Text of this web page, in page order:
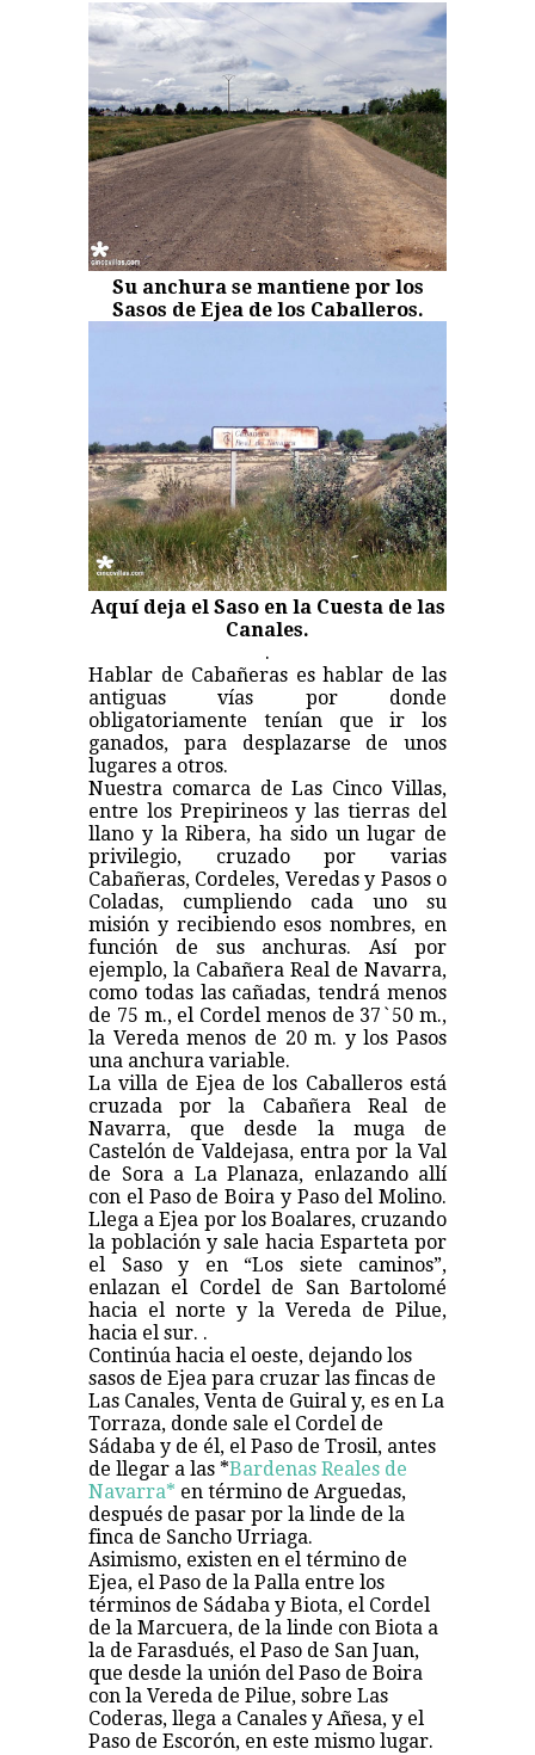
Su anchura se mantiene por los
Sasos de Ejea de los Caballeros.
Aquí deja el Saso en la Cuesta de las
Canales.
.
Hablar de Cabañeras es hablar de las
antiguas vías por donde
obligatoriamente tenían que ir los
ganados, para desplazarse de unos
lugares a otros.
Nuestra comarca de Las Cinco Villas,
entre los Prepirineos y las tierras del
llano y la Ribera, ha sido un lugar de
privilegio, cruzado por varias
Cabañeras, Cordeles, Veredas y Pasos o
Coladas, cumpliendo cada uno su
misión y recibiendo esos nombres, en
función de sus anchuras. Así por
ejemplo, la Cabañera Real de Navarra,
como todas las cañadas, tendrá menos
de 75 m., el Cordel menos de 37`50 m.,
la Vereda menos de 20 m. y los Pasos
una anchura variable.
La villa de Ejea de los Caballeros está
cruzada por la Cabañera Real de
Navarra, que desde la muga de
Castelón de Valdejasa, entra por la Val
de Sora a La Planaza, enlazando allí
con el Paso de Boira y Paso del Molino.
Llega a Ejea por los Boalares, cruzando
la población y sale hacia Esparteta por
el Saso y en “Los siete caminos”,
enlazan el Cordel de San Bartolomé
hacia el norte y la Vereda de Pilue,
hacia el sur. .
Continúa hacia el oeste, dejando los
sasos de Ejea para cruzar las fincas de
Las Canales, Venta de Guiral y, es en La
Torraza, donde sale el Cordel de
Sádaba y de él, el Paso de Trosil, antes
de llegar a las *Bardenas Reales de
Navarra* en término de Arguedas,
después de pasar por la linde de la
finca de Sancho Urriaga.
Asimismo, existen en el término de
Ejea, el Paso de la Palla entre los
términos de Sádaba y Biota, el Cordel
de la Marcuera, de la linde con Biota a
la de Farasdués, el Paso de San Juan,
que desde la unión del Paso de Boira
con la Vereda de Pilue, sobre Las
Coderas, llega a Canales y Añesa, y el
Paso de Escorón, en este mismo lugar.